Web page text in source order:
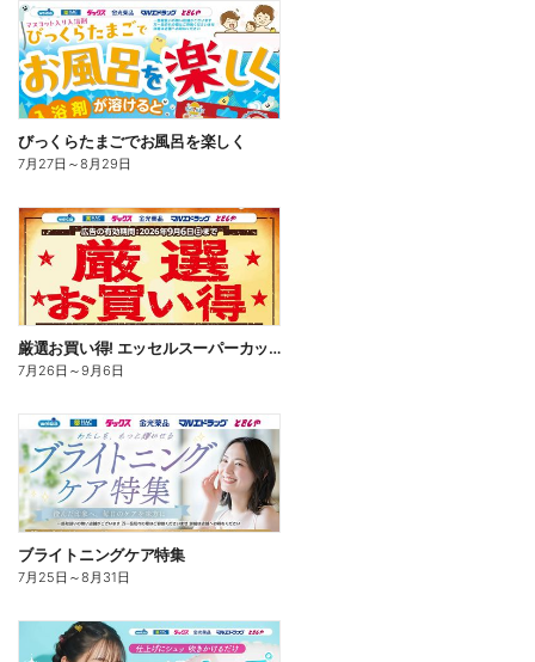
びっくらたまごでお風呂を楽しく
7月27日 ～8月29日
厳選お買い得! エッセルスーパーカップ
7月26日 ～9月6日
ブライトニングケア特集
7月25日 ～8月31日